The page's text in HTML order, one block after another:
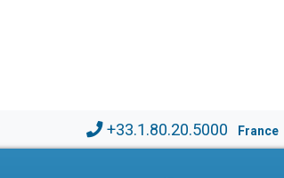
+33.1.80.20.5000 France